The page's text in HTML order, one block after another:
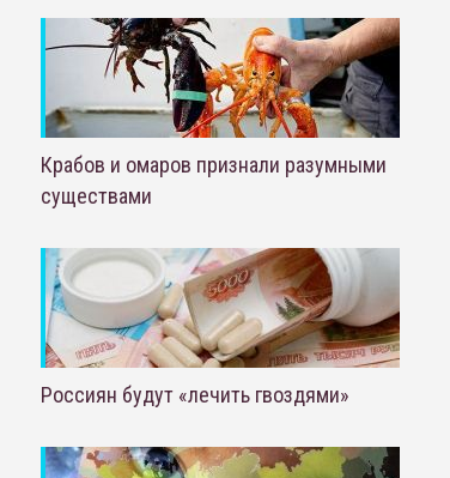
Крабов и омаров признали разумными
существами
Россиян будут «лечить гвоздями»